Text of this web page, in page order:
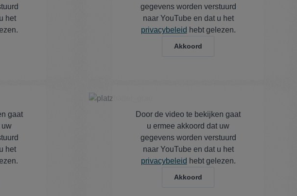
het
gegevens worden verstuurd
naar YouTube en dat u het
privacybeleid hebt gelezen.
Akkoord
gaat
uw
het
Door de video te bekijken gaat
u ermee akkoord dat uw
gegevens worden verstuurd
naar YouTube en dat u het
privacybeleid hebt gelezen.
Akkoord